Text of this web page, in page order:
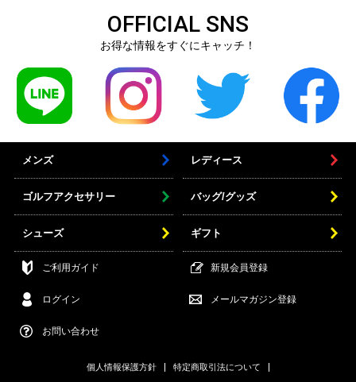
OFFICIAL SNS
お得な情報をすぐにキャッチ！
メンズ レディース
ゴルフアクセサリー バッグ/グッズ
シューズ ギフト
ご利用ガイド 新規会員登録
ログイン メールマガジン登録
お問い合わせ
個人情報保護方針 特定商取引法について